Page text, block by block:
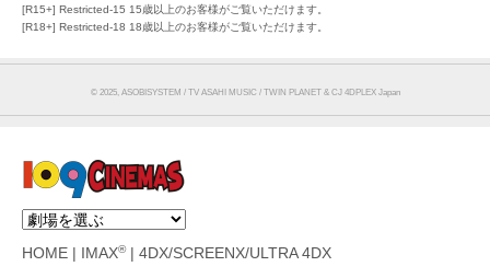
[R15+] Restricted-15 15歳以上のお客様がご覧いただけます。
[R18+] Restricted-18 18歳以上のお客様がご覧いただけます。
©︎ 2025, ASOBISYSTEM / TV ASAHI MUSIC / TWIN PLANET & CJ 4DPLEX Japan
HOME IMAX®| 4DX/SCREENX/ULTRA 4DX